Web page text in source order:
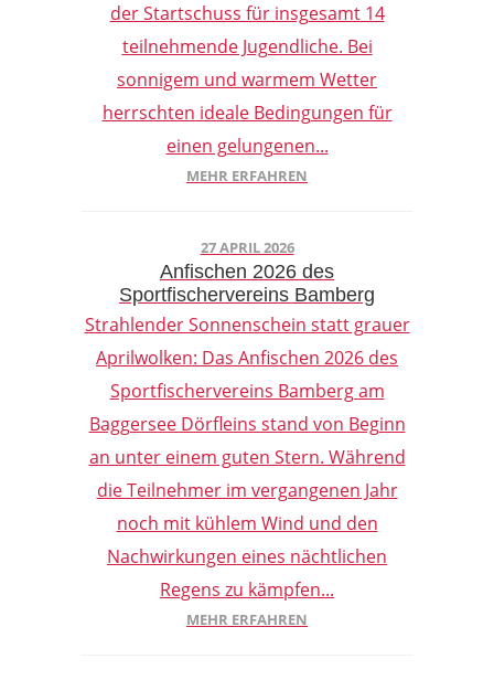
der Startschuss für insgesamt 14
teilnehmende Jugendliche. Bei
sonnigem und warmem Wetter
herrschten ideale Bedingungen für
einen gelungenen...
MEHR ERFAHREN
27 APRIL 2026
Anfischen 2026 des
Sportfischervereins Bamberg
Strahlender Sonnenschein statt grauer
Aprilwolken: Das Anfischen 2026 des
Sportfischervereins Bamberg am
Baggersee Dörfleins stand von Beginn
an unter einem guten Stern. Während
die Teilnehmer im vergangenen Jahr
noch mit kühlem Wind und den
Nachwirkungen eines nächtlichen
Regens zu kämpfen...
MEHR ERFAHREN